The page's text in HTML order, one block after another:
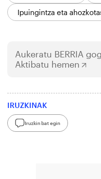
Ipuingintza eta
Aukeratu BERRIA
Aktibatu hemen
IRUZKINAK
Iruzkin bat egin